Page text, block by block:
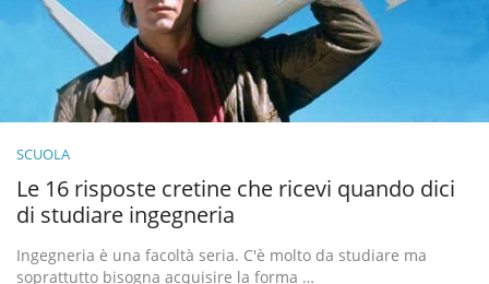
SCUOLA
Le 16 risposte cretine che ricevi quando dici
di studiare ingegneria
Ingegneria è una facoltà seria. C'è molto da studiare ma
soprattutto bisogna acquisire la forma …